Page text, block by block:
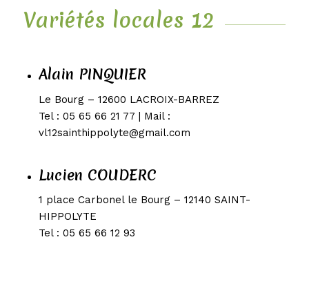
Variétés locales 12
Alain PINQUIER
Le Bourg – 12600 LACROIX-BARREZ
Tel : 05 65 66 21 77 | Mail :
vl12sainthippolyte@gmail.com
Lucien COUDERC
1 place Carbonel le Bourg – 12140 SAINT-
HIPPOLYTE
Tel : 05 65 66 12 93